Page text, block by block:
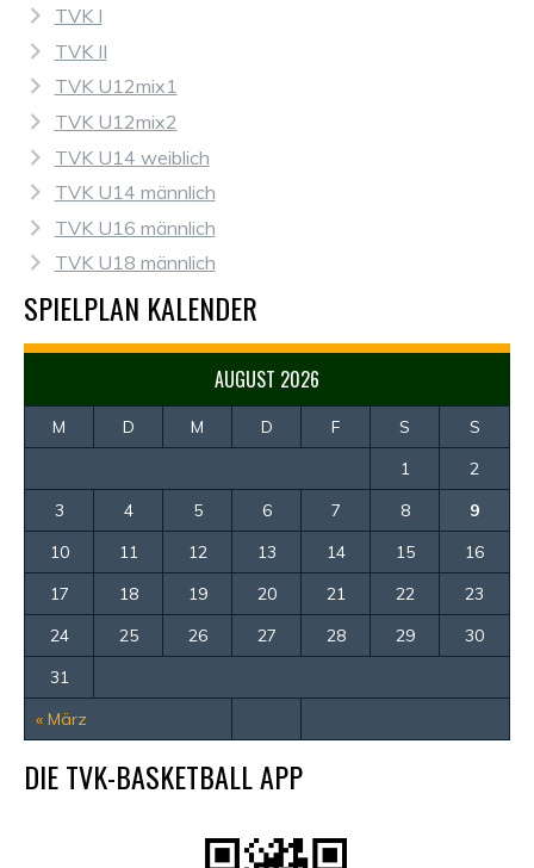
TVK I
TVK II
TVK U12mix1
TVK U12mix2
TVK U14 weiblich
TVK U14 männlich
TVK U16 männlich
TVK U18 männlich
SPIELPLAN KALENDER
AUGUST 2026
M D M D F S S
« März
1
2
3
4 5 6 7 8
9
10
11 12 13 14 15
16
17
18 19 20 21 22
23
24
25 26 27 28 29
30
31
DIE TVK-BASKETBALL APP